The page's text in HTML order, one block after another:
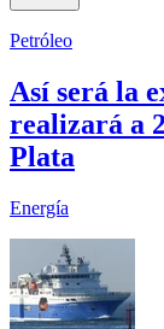
Petróleo
Así será la
realizará a
Plata
Energía